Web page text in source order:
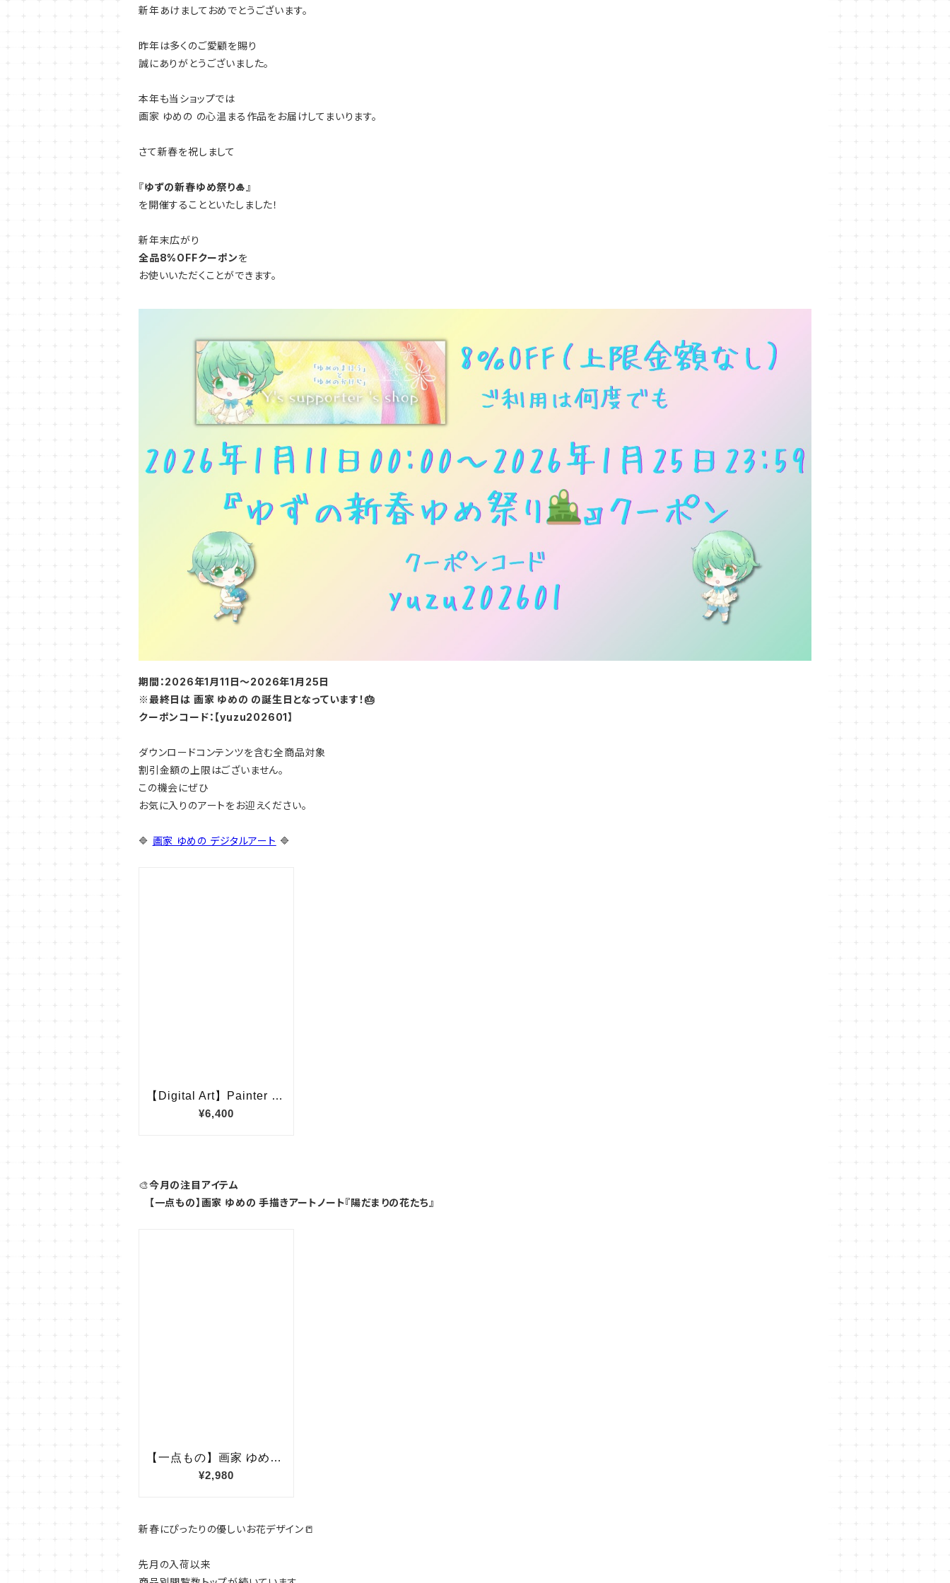
新年あけましておめでとうございます。
昨年は多くのご愛顧を賜り
誠にありがとうございました。
本年も当ショップでは
画家 ゆめの の心温まる作品をお届けしてまいります。
さて新春を祝しまして
『ゆずの新春ゆめ祭り🎍 』
を開催することといたしました！
新年末広がり
全品8%OFFクーポンを
お使いいただくことができます。
期間：2026年1月11日～2026年1月25日
※最終日は 画家 ゆめの の誕生日となっています！🎂
クーポンコード：【yuzu202601】
ダウンロードコンテンツを含む全商品対象
割引金額の上限はございません。
この機会にぜひ
お気に入りのアートをお迎えください。
🔷 画家 ゆめの デジタルアート 🔷
🎨今月の注目アイテム
【一点もの】画家 ゆめの 手描きアートノート『陽だまりの花たち』
新春にぴったりの優しいお花デザイン📒
先月の入荷以来